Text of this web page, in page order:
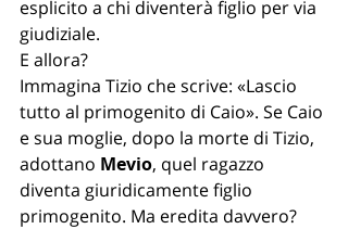
esplicito a chi diventerà figlio per via
giudiziale.
E allora?
Immagina Tizio che scrive: «Lascio
tutto al primogenito di Caio». Se Caio
e sua moglie, dopo la morte di Tizio,
adottano Mevio, quel ragazzo
diventa giuridicamente figlio
primogenito. Ma eredita davvero?